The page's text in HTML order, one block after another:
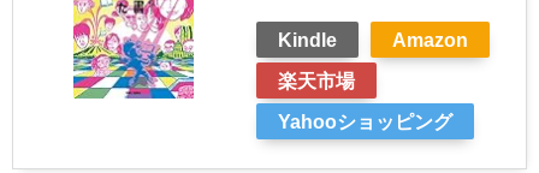
Kindle
Amazon
楽天市場
Yahooショッピング